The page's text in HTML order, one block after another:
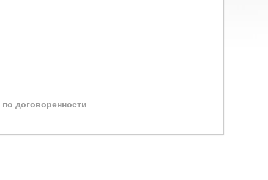
по договоренности